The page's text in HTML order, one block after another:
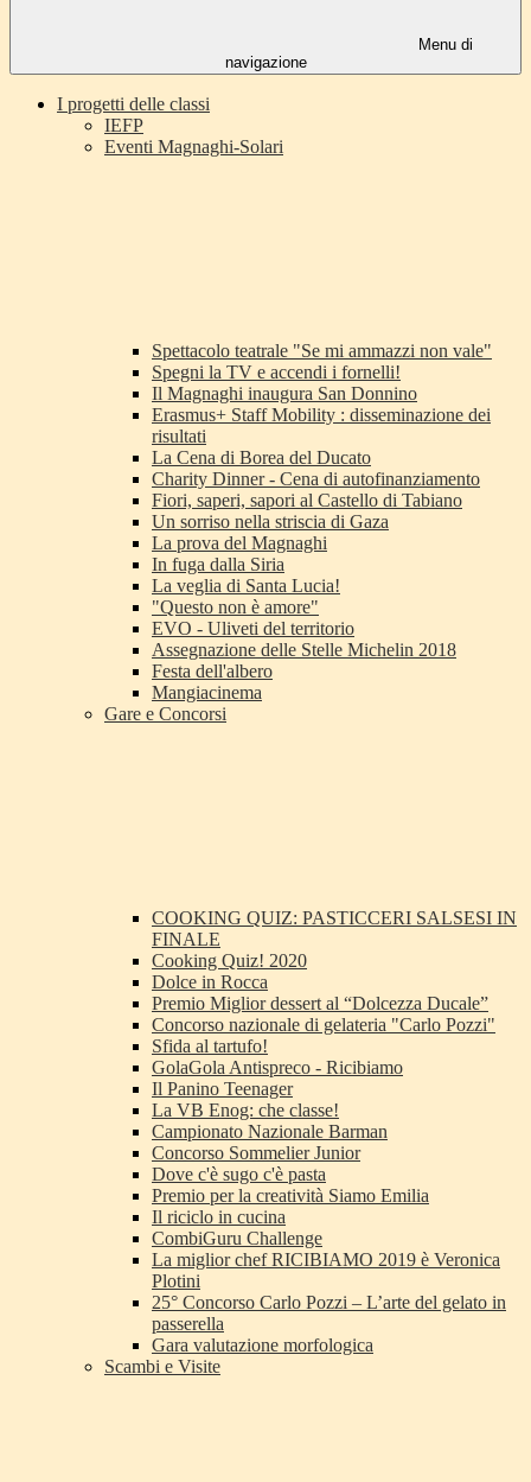
Menu di
navigazione
I progetti delle classi
IEFP
Eventi Magnaghi-Solari
Spettacolo teatrale "Se mi ammazzi non vale"
Spegni la TV e accendi i fornelli!
Il Magnaghi inaugura San Donnino
Erasmus+ Staff Mobility : disseminazione dei
risultati
La Cena di Borea del Ducato
Charity Dinner - Cena di autofinanziamento
Fiori, saperi, sapori al Castello di Tabiano
Un sorriso nella striscia di Gaza
La prova del Magnaghi
In fuga dalla Siria
La veglia di Santa Lucia!
"Questo non è amore"
EVO - Uliveti del territorio
Assegnazione delle Stelle Michelin 2018
Festa dell'albero
Mangiacinema
Gare e Concorsi
COOKING QUIZ: PASTICCERI SALSESI IN
FINALE
Cooking Quiz! 2020
Dolce in Rocca
Premio Miglior dessert al “Dolcezza Ducale”
Concorso nazionale di gelateria "Carlo Pozzi"
Sfida al tartufo!
GolaGola Antispreco - Ricibiamo
Il Panino Teenager
La VB Enog: che classe!
Campionato Nazionale Barman
Concorso Sommelier Junior
Dove c'è sugo c'è pasta
Premio per la creatività Siamo Emilia
Il riciclo in cucina
CombiGuru Challenge
La miglior chef RICIBIAMO 2019 è Veronica
Plotini
25° Concorso Carlo Pozzi – L’arte del gelato in
passerella
Gara valutazione morfologica
Scambi e Visite